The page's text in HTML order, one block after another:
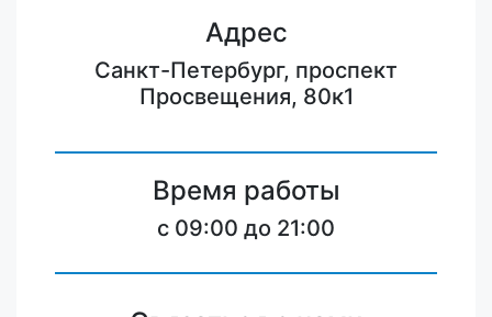
Адрес
Санкт-Петербург, проспект
Просвещения, 80к1
Время работы
c 09:00 до 21:00